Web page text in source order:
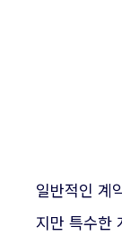
일반적인 계
지만 특수한